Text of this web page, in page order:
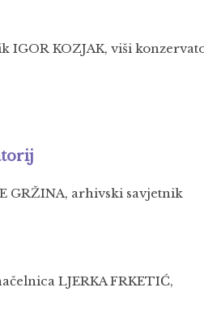
IGOR KOZJAK, viši
GRŽINA, arhivski savjetnik
LJERKA FRKETIĆ,